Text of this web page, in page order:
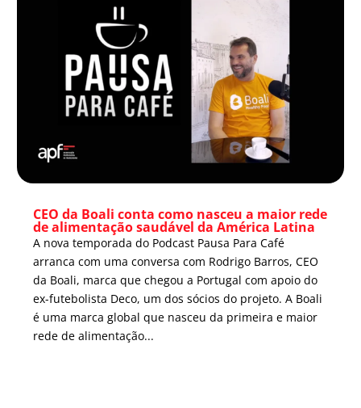
CEO da Boali conta como nasceu a maior rede
de alimentação saudável da América Latina
A nova temporada do Podcast Pausa Para Café
arranca com uma conversa com Rodrigo Barros, CEO
da Boali, marca que chegou a Portugal com apoio do
ex-futebolista Deco, um dos sócios do projeto. A Boali
é uma marca global que nasceu da primeira e maior
rede de alimentação...